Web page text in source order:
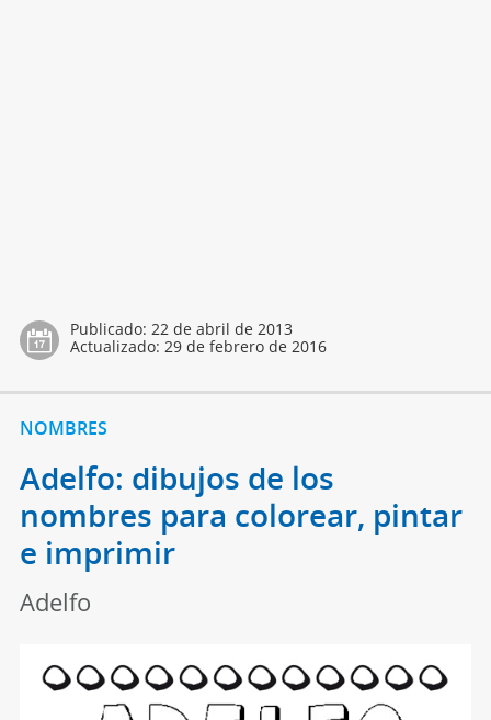
Publicado: 22 de abril de 2013
Actualizado: 29 de febrero de 2016
NOMBRES
Adelfo: dibujos de los
nombres para colorear, pintar
e imprimir
Adelfo